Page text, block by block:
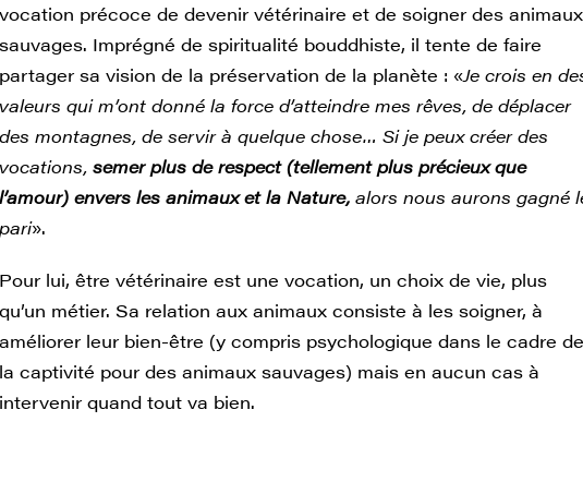
vocation précoce de devenir vétérinaire et de soigner des animaux
sauvages. Imprégné de spiritualité bouddhiste, il tente de faire
partager sa vision de la préservation de la planète : «Je crois en
valeurs qui m’ont donné la force d’atteindre mes rêves, de déplacer
des montagnes, de servir à quelque chose… Si je peux créer des
vocations, semer plus de respect (tellement plus précieux que
l’amour) envers les animaux et la Nature, alors nous aurons gagné
pari».
Pour lui, être vétérinaire est une vocation, un choix de vie, plus
qu’un métier. Sa relation aux animaux consiste à les soigner, à
améliorer leur bien-être (y compris psychologique dans le cadre de
la captivité pour des animaux sauvages) mais en aucun cas à
intervenir quand tout va bien.